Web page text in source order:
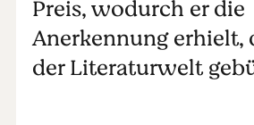
Preis, wodurch er die
Anerkennung erhielt,
der Literaturwelt